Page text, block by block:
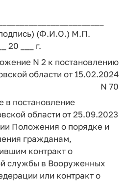
(Ф.И.О.) М.П.
20 ___ г.
N 2 к постановлению
области от 15.02.2024
N 70
в постановление
области от 25.09.2023
Положения о порядке и
гражданам,
контракт о
службы в Вооруженных
или контракт о